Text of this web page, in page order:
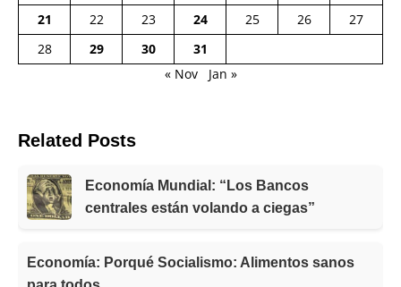
21
22 23 24 25 26
27
28
29 30
31
« Nov
Jan »
Related Posts
Economía Mundial: “Los Bancos
centrales están volando a ciegas”
Economía: Porqué Socialismo: Alimentos sanos